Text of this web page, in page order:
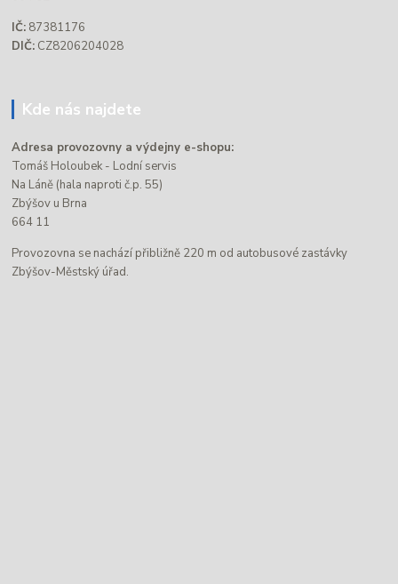
IČ: 87381176
DIČ: CZ8206204028
Kde nás najdete
Adresa provozovny a výdejny e-shopu:
Tomáš Holoubek - Lodní servis
Na Láně (hala naproti č.p. 55)
Zbýšov u Brna
664 11
Provozovna se nachází přibližně 220 m od autobusové zastávky
Zbýšov-Městský úřad.